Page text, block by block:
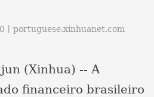
丨portuguese.xinhuanet.com
(Xinhua) -- A
financeiro brasileiro